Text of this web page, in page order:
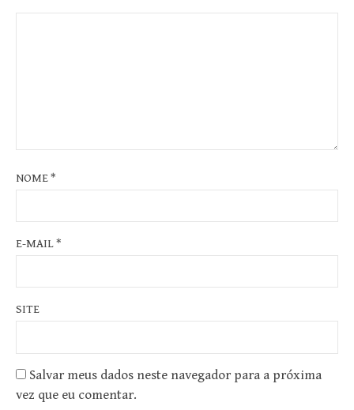
NOME*
E-MAIL*
SITE
Salvar meus dados neste navegador para a próxima
vez que eu comentar.